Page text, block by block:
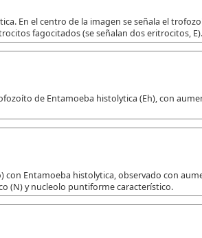
En el centro de la imagen se señala el
fagocitados (se señalan dos eritrocitos, E).
de Entamoeba histolytica (Eh), con
Entamoeba histolytica, observado con
(N) y nucleolo puntiforme característico.